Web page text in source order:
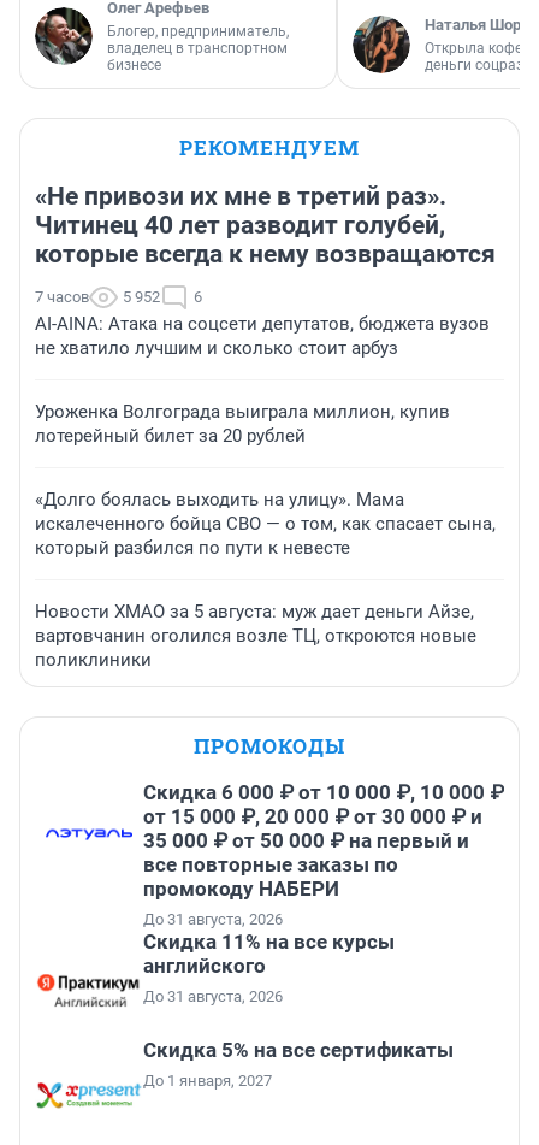
Олег Арефьев
Блогер, предприниматель,
владелец в транспортном
бизнесе
Наталья
Открыла
деньги
РЕКОМЕНДУЕМ
«Не привози их мне в третий раз».
Читинец 40 лет разводит голубей,
которые всегда к нему возвращаются
7 часов 5 952 6
AI-AINA: Атака на соцсети депутатов, бюджета вузов
не хватило лучшим и сколько стоит арбуз
Уроженка Волгограда выиграла миллион, купив
лотерейный билет за 20 рублей
«Долго боялась выходить на улицу». Мама
искалеченного бойца СВО — о том, как спасает сына,
который разбился по пути к невесте
Новости ХМАО за 5 августа: муж дает деньги Айзе,
вартовчанин оголился возле ТЦ, откроются новые
поликлиники
ПРОМОКОДЫ
Скидка 6 000 ₽ от 10 000 ₽, 10 000 ₽
от 15 000 ₽, 20 000 ₽ от 30 000 ₽ и
35 000 ₽ от 50 000 ₽ на первый и
все повторные заказы по
промокоду НАБЕРИ
До 31 августа, 2026
Скидка 11% на все курсы
английского
До 31 августа, 2026
Скидка 5% на все сертификаты
До 1 января, 2027